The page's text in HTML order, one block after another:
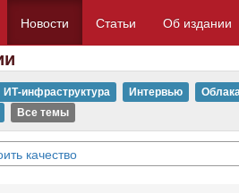
Новости Статьи Об издании
ИТ-инфраструктура Интервью
Все темы
качество